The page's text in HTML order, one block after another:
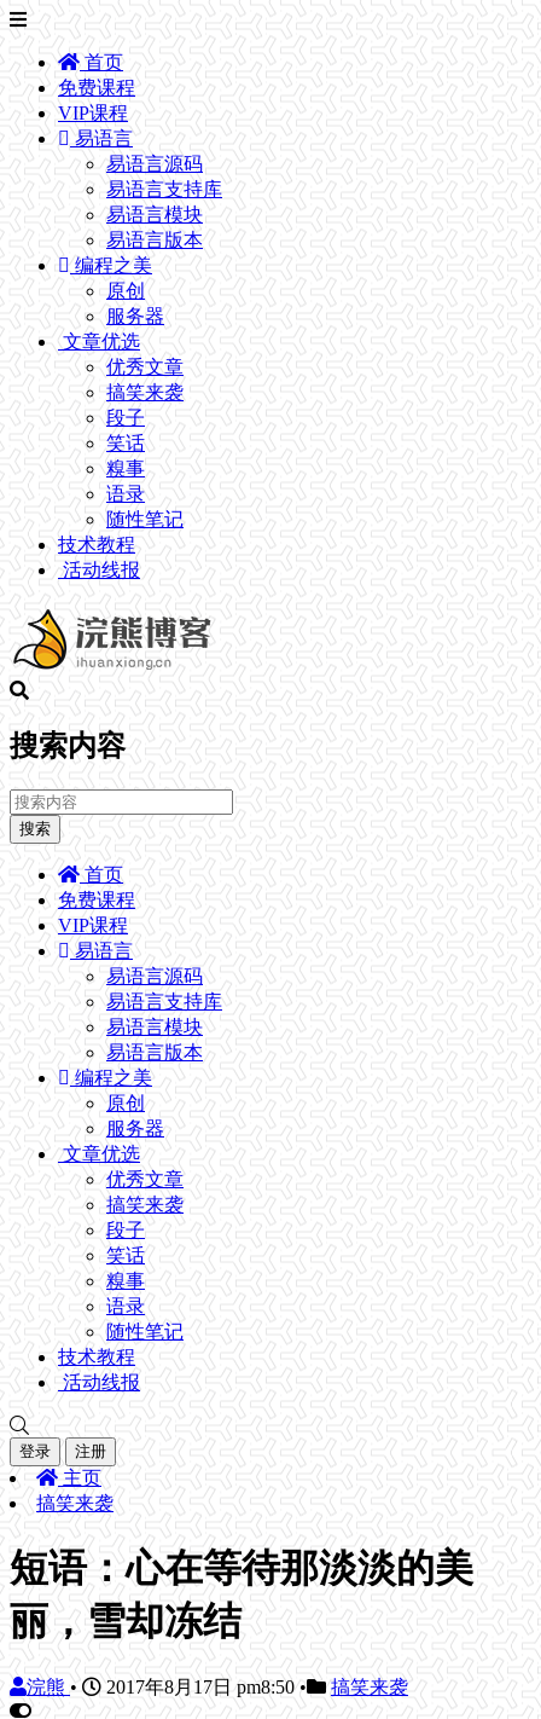
首页
免费课程
VIP课程
易语言
易语言源码
易语言支持库
易语言模块
易语言版本
编程之美
原创
服务器
文章优选
优秀文章
搞笑来袭
段子
笑话
糗事
语录
随性笔记
技术教程
活动线报
搜索内容
搜索
首页
免费课程
VIP课程
易语言
易语言源码
易语言支持库
易语言模块
易语言版本
编程之美
原创
服务器
文章优选
优秀文章
搞笑来袭
段子
笑话
糗事
语录
随性笔记
技术教程
活动线报
登录 注册
主页
搞笑来袭
短语：心在等待那淡淡的美
丽，雪却冻结
浣熊 • 2017年8月17日 pm8:50• 搞笑来袭